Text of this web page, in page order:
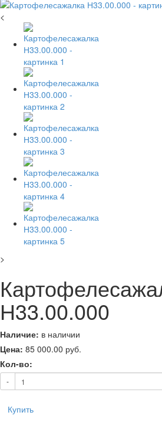
<
>
Н33.00.000
Наличие: в наличии
Цена: 85 000.00 руб.
Кол-во:
-
Купить